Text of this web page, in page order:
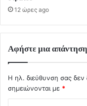
12 ώρες ago
Αφήστε μια απάντηση
Η ηλ. διεύθυνση σας δεν
σημειώνονται με *